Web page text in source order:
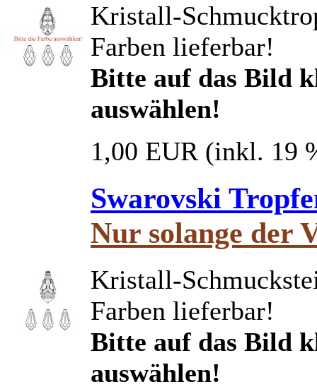
Kristall-
Farben lieferbar!
Bitte auf das Bild
auswählen!
1,00 EUR (inkl. 19
Swarovski
Nur solange der
Kristall-
Farben lieferbar!
Bitte auf das Bild
auswählen!